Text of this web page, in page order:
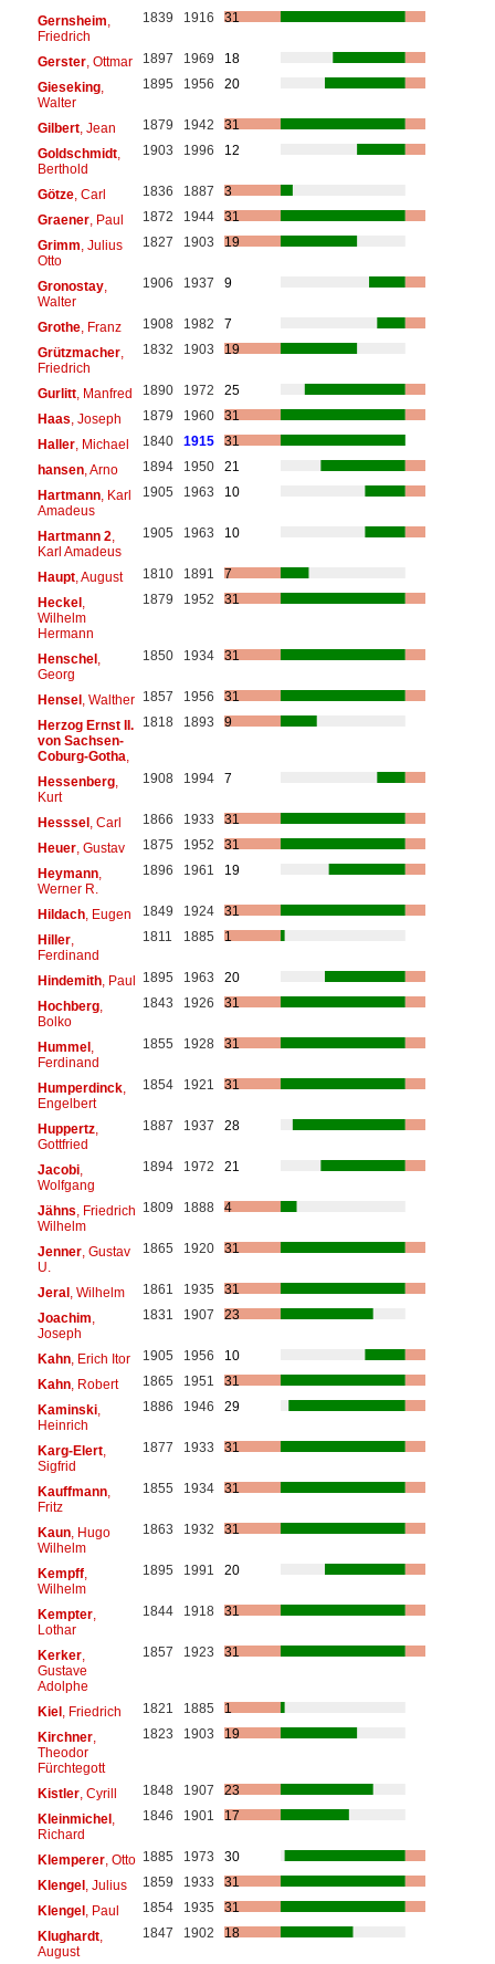
Gernsheim
Friedrich
1839 1916 31
Gerster, Ottmar 1897 1969
18
Gieseking,
Walter
1895 1956 20
Gilbert, Jean 1879 1942
31
Goldschmidt,
Berthold
1903 1996 12
Götze, Carl 1836 1887
3
Graener, Paul 1872 1944
31
Grimm , Julius
Otto
1827 1903 19
Gronostay,
Walter
1906 1937 9
Grothe, Franz 1908 1982
7
Grützmacher,
Friedrich
1832 1903 19
Gurlitt, Manfred 1890 1972
25
Haas , Joseph 1879 1960
31
Haller, Michael 1840 1915
31
hansen, Arno 1894 1950
21
Hartmann, Karl
Amadeus
1905 1963 10
Hartmann 2
Karl Amadeus
1905 1963 10
Haupt, August 1810 1891
7
Heckel,
Wilhelm
Hermann
1879 1952 31
Henschel,
Georg
1850 1934 31
Hensel, Walther 1857 1956
31
Herzog Ernst II.
von Sachsen-
Coburg-Gotha
1818 1893 9
Hessenberg,
Kurt
1908 1994 7
Hesssel, Carl 1866 1933
31
Heuer, Gustav 1875 1952
31
Heymann,
Werner R.
1896 1961 19
Hildach, Eugen 1849 1924
31
Hiller,
Ferdinand
1811 1885 1
Hindemith, Paul 1895 1963
20
Hochberg,
Bolko
1843 1926 31
Hummel,
Ferdinand
1855 1928 31
Humperdinck,
Engelbert
1854 1921 31
Huppertz,
Gottfried
1887 1937 28
Jacobi,
Wolfgang
1894 1972 21
Jähns , Friedrich
Wilhelm
1809 1888 4
Jenner, Gustav
U.
1865 1920 31
Jeral, Wilhelm 1861 1935
31
Joachim
Joseph
1831 1907 23
Kahn, Erich Itor 1905 1956
10
Kahn, Robert 1865 1951
31
Kaminski,
Heinrich
1886 1946 29
Karg-Elert,
Sigfrid
1877 1933 31
Kauffmann,
Fritz
1855 1934 31
Kaun, Hugo
Wilhelm
1863 1932 31
Kempff,
Wilhelm
1895 1991 20
Kempter,
Lothar
1844 1918 31
Kerker,
Gustave
Adolphe
1857 1923 31
Kiel, Friedrich 1821 1885
1
Kirchner,
Theodor
Fürchtegott
1823 1903 19
Kistler, Cyrill 1848 1907
23
Kleinmichel,
Richard
1846 1901 17
Klemperer, Otto 1885 1973
30
Klengel, Julius 1859 1933
31
Klengel, Paul 1854 1935
31
Klughardt,
August
1847 1902 18